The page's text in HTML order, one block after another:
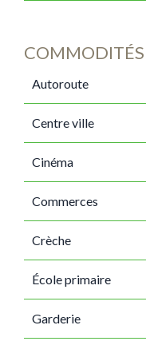
COMMODITÉS
Autoroute
Centre ville
Cinéma
Commerces
Crèche
École primaire
Garderie